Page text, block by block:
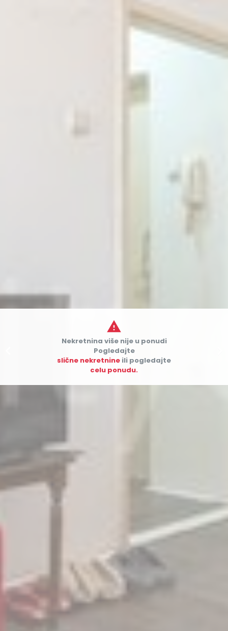

Nekretnina više nije u ponudi
Pogledajte
slične nekretnine ili pogledajte
celu ponudu.